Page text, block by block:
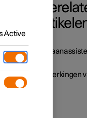
Beperkingen
Active